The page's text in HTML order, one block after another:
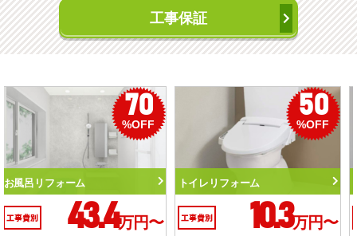
工事保証
50
%OFF
トイレリフォーム
工事費別 10.3万円〜
56
%OFF
洗面化粧台リフォーム
工事費別 6.2万円〜